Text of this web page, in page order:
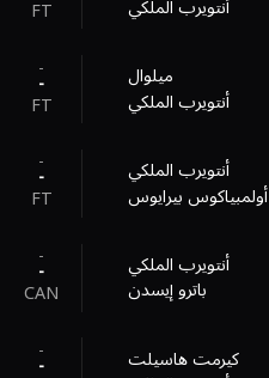
FT أنتويرب الملكي
--
FT
ميلوال
أنتويرب الملكي
--
FT
أنتويرب الملكي
أولمبياكوس بيرايوس
--
CAN
أنتويرب الملكي
باترو إيسدن
-- كيرمت هاسيلت